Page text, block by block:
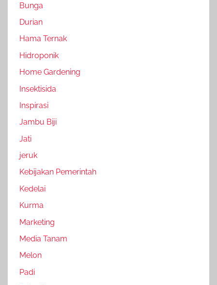
Bunga
Durian
Hama Ternak
Hidroponik
Home Gardening
Insektisida
Inspirasi
Jambu Biji
Jati
jeruk
Kebijakan Pemerintah
Kedelai
Kurma
Marketing
Media Tanam
Melon
Padi